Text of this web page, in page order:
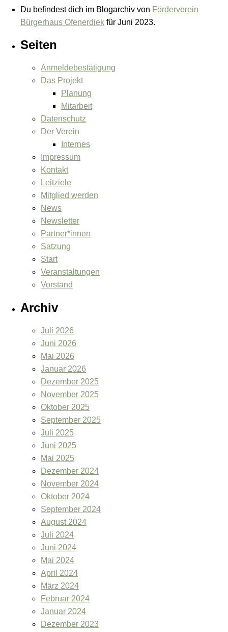
Du befindest dich im Blogarchiv von Förderverein
Bürgerhaus Ofenerdiek für Juni 2023.
Seiten
Anmeldebestätigung
Das Projekt
Planung
Mitarbeit
Datenschutz
Der Verein
Internes
Impressum
Kontakt
Leitziele
Mitglied werden
News
Newsletter
Partner*innen
Satzung
Start
Veranstaltungen
Vorstand
Archiv
Juli 2026
Juni 2026
Mai 2026
Januar 2026
Dezember 2025
November 2025
Oktober 2025
September 2025
Juli 2025
Juni 2025
Mai 2025
Dezember 2024
November 2024
Oktober 2024
September 2024
August 2024
Juli 2024
Juni 2024
Mai 2024
April 2024
März 2024
Februar 2024
Januar 2024
Dezember 2023